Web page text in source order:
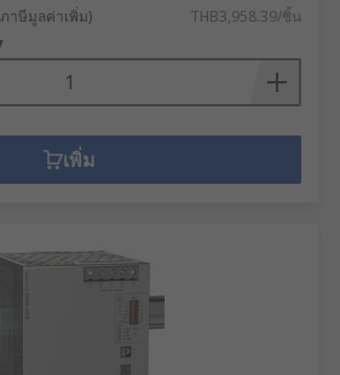
าษีมูลค่าเพิ่ม) THB3,958.39/ชิ้น
เพิ่ม